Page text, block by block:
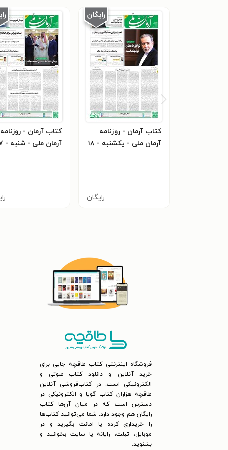
کتاب آرمان - روزنامه
آرمان ملی - یکشنبه - ۱۸
رایگان
کتاب آرمان - روزنامه
فروشگاه اینترنتی کتاب طاقچه جایی برای
خرید آنلاین و دانلود کتاب صوتی و
الکترونیکی است. در کتاب‌فروشی آنلاین
طاقچه هزاران کتاب گویا و الکترونیکی در
دسترس است که در میان آن‌ها کتاب
رایگان هم وجود دارد. شما می‌توانید کتاب‌ها
را خریداری کرده یا امانت بگیرید و در
موبایل، تبلت، رایانه یا سایت بخوانید و
بشنوید.